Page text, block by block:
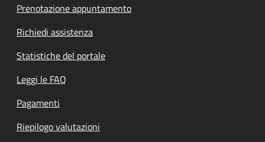
Prenotazione appuntamento
Richiedi assistenza
Statistiche del portale
Leggi le FAQ
Pagamenti
Riepilogo valutazioni